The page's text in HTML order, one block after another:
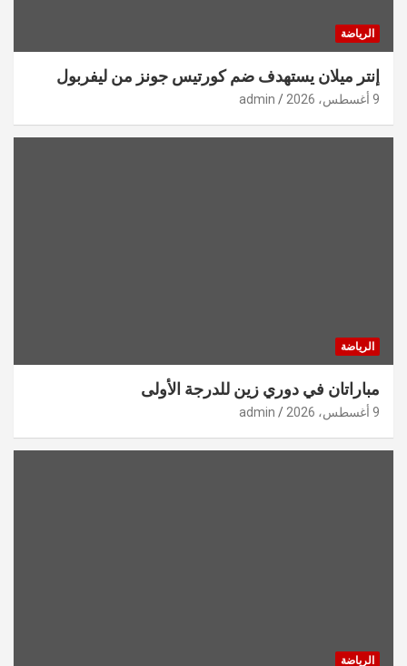
الرياضة
إنتر ميلان يستهدف ضم كورتيس جونز من ليفربول
9 أغسطس، 2026 admin
الرياضة
مباراتان في دوري زين للدرجة الأولى
9 أغسطس، 2026 admin
الرياضة